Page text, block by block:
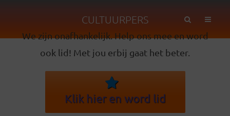
CULTUURPERS
We zijn onafhankelijk. Help ons mee en word
ook lid! Met jou erbij gaat het beter.
Klik hier en word lid